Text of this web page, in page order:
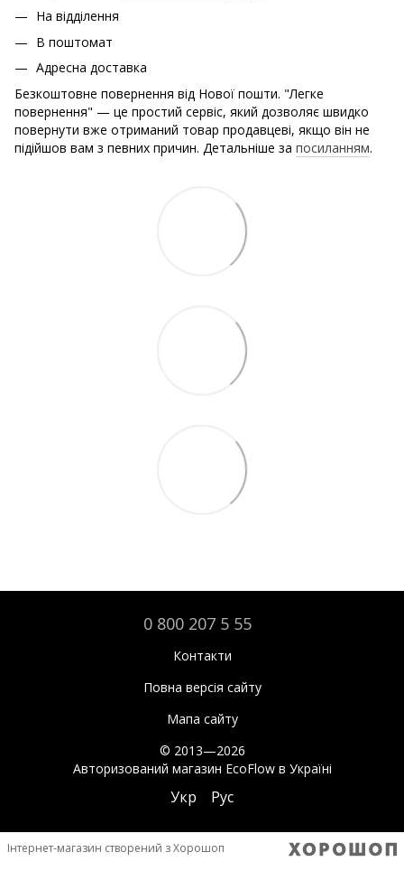
На відділення
В поштомат
Адресна доставка
Безкоштовне повернення від Нової пошти. "Легке
повернення" — це простий сервіс, який дозволяє швидко
повернути вже отриманий товар продавцеві, якщо він не
підійшов вам з певних причин. Детальніше за посиланням.
0 800 207 5 55
Контакти
Повна версія сайту
Мапа сайту
© 2013—2026
Авторизований магазин EcoFlow в Україні
Укр Рус
Інтернет-магазин створений з Хорошоп